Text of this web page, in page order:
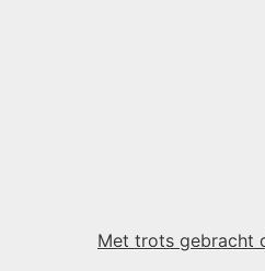
Met trots gebracht